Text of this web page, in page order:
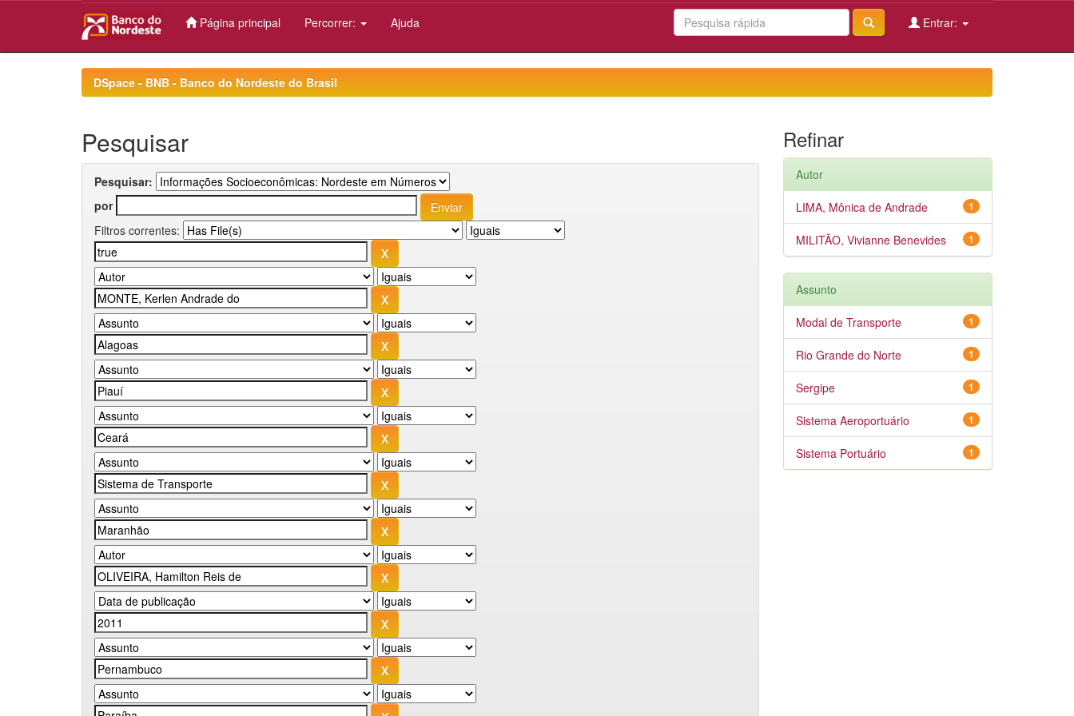
Página principal Percorrer: Ajuda Entrar:
DSpace - BNB - Banco do Nordeste do Brasil
Pesquisar
Pesquisar:
por
Filtros correntes:
Refinar
Autor
1
LIMA, Mônica de Andrade
1
MILITÃO, Vivianne Benevides
Assunto
1
Modal de Transporte
1
Rio Grande do Norte
1
Sergipe
1
Sistema Aeroportuário
1
Sistema Portuário